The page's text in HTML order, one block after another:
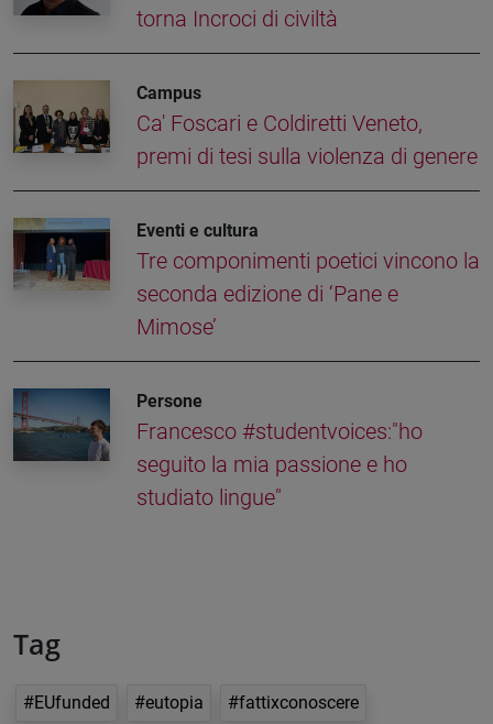
torna Incroci di civiltà
Campus
Ca' Foscari e Coldiretti Veneto,
premi di tesi sulla violenza di genere
Eventi e cultura
Tre componimenti poetici vincono la
seconda edizione di ‘Pane e
Mimose’
Persone
Francesco #studentvoices:"ho
seguito la mia passione e ho
studiato lingue"
Tag
#EUfunded #eutopia #fattixconoscere